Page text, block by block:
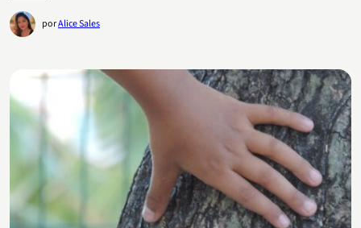
porAlice Sales